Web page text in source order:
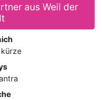
aus Weil der